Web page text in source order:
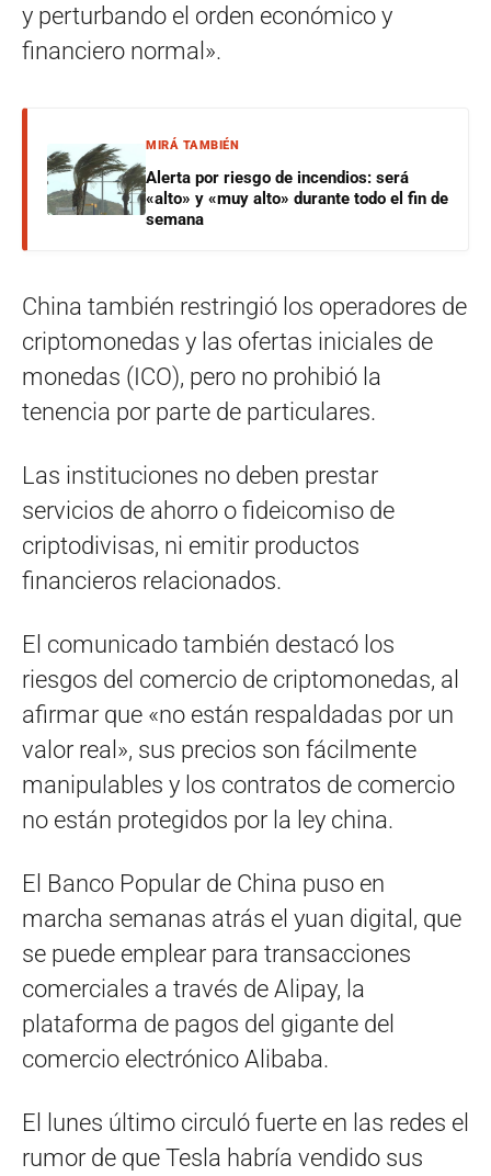
y perturbando el orden económico y
financiero normal».
MIRÁ TAMBIÉN
Alerta por riesgo de incendios: será
«alto» y «muy alto» durante todo el fin de
semana
China también restringió los operadores de
criptomonedas y las ofertas iniciales de
monedas (ICO), pero no prohibió la
tenencia por parte de particulares.
Las instituciones no deben prestar
servicios de ahorro o fideicomiso de
criptodivisas, ni emitir productos
financieros relacionados.
El comunicado también destacó los
riesgos del comercio de criptomonedas, al
afirmar que «no están respaldadas por un
valor real», sus precios son fácilmente
manipulables y los contratos de comercio
no están protegidos por la ley china.
El Banco Popular de China puso en
marcha semanas atrás el yuan digital, que
se puede emplear para transacciones
comerciales a través de Alipay, la
plataforma de pagos del gigante del
comercio electrónico Alibaba.
El lunes último circuló fuerte en las redes el
rumor de que Tesla habría vendido sus